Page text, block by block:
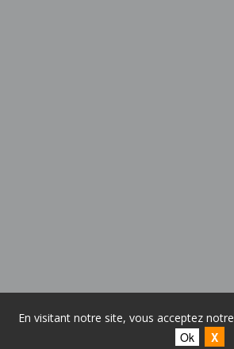
En visitant notre site, vous acceptez notre
Ok
X